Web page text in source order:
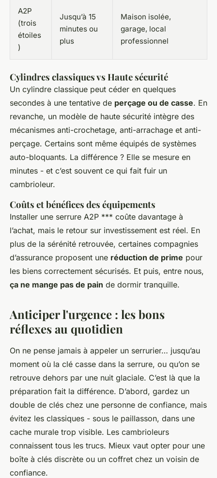
A2P
(trois
étoiles
)
Jusqu’à 15
minutes ou
plus
Maison isolée,
garage, local
professionnel
Cylindres classiques vs Haute sécurité
Un cylindre classique peut céder en quelques
secondes à une tentative de perçage ou de casse. En
revanche, un modèle de haute sécurité intègre des
mécanismes anti-crochetage, anti-arrachage et anti-
perçage. Certains sont même équipés de systèmes
auto-bloquants. La différence ? Elle se mesure en
minutes - et c’est souvent ce qui fait fuir un
cambrioleur.
Coûts et bénéfices des équipements
Installer une serrure A2P *** coûte davantage à
l’achat, mais le retour sur investissement est réel. En
plus de la sérénité retrouvée, certaines compagnies
d’assurance proposent une réduction de prime pour
les biens correctement sécurisés. Et puis, entre nous,
ça ne mange pas de pain de dormir tranquille.
Anticiper l'urgence : les bons
réflexes au quotidien
On ne pense jamais à appeler un serrurier… jusqu’au
moment où la clé casse dans la serrure, ou qu’on se
retrouve dehors par une nuit glaciale. C’est là que la
préparation fait la différence. D’abord, gardez un
double de clés chez une personne de confiance, mais
évitez les classiques - sous le paillasson, dans une
cache murale trop visible. Les cambrioleurs
connaissent tous les trucs. Mieux vaut opter pour une
boîte à clés discrète ou un coffret chez un voisin de
confiance.